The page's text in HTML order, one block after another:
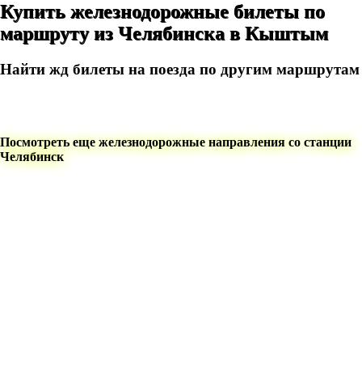
Купить железнодорожные билеты по
маршруту из Челябинска в Кыштым
Найти жд билеты на поезда по другим маршрутам
Посмотреть еще железнодорожные направления со станции
Челябинск